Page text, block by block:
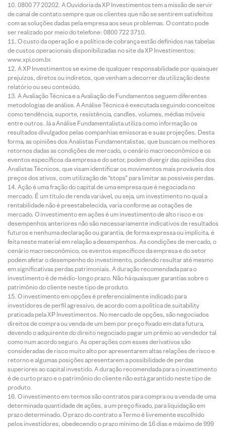
0800 77 20202. A Ouvidoria da XP Investimentos tem a missão de servir
de canal de contato sempre que os clientes que não se sentirem satisfeitos
com as soluções dadas pela empresa aos seus problemas. O contato pode
ser realizado por meio do telefone: 0800 722 3710.
O custo da operação e a política de cobrança estão definidos nas tabelas
de custos operacionais disponibilizadas no site da XP Investimentos:
www.xpi.com.br.
A XP Investimentos se exime de qualquer responsabilidade por quaisquer
prejuízos, diretos ou indiretos, que venham a decorrer da utilização deste
relatório ou seu conteúdo.
A Avaliação Técnica e a Avaliação de Fundamentos seguem diferentes
metodologias de análise. A Análise Técnica é executada seguindo conceitos
como tendência, suporte, resistência, candles, volumes, médias móveis
entre outros. Já a Análise Fundamentalista utiliza como informação os
resultados divulgados pelas companhias emissoras e suas projeções. Desta
forma, as opiniões dos Analistas Fundamentalistas, que buscam os melhores
retornos dadas as condições de mercado, o cenário macroeconômico e os
eventos específicos da empresa e do setor, podem divergir das opiniões dos
Analistas Técnicos, que visam identificar os movimentos mais prováveis dos
preços dos ativos, com utilização de “stops” para limitar as possíveis perdas.
Ação é uma fração do capital de uma empresa que é negociada no
mercado. É um título de renda variável, ou seja, um investimento no qual a
rentabilidade não é preestabelecida, varia conforme as cotações de
mercado. O investimento em ações é um investimento de alto risco e os
desempenhos anteriores não são necessariamente indicativos de resultados
futuros e nenhuma declaração ou garantia, de forma expressa ou implícita, é
feita neste material em relação a desempenhos. As condições de mercado, o
cenário macroeconômico, os eventos específicos da empresa e do setor
podem afetar o desempenho do investimento, podendo resultar até mesmo
em significativas perdas patrimoniais. A duração recomendada para o
investimento é de médio-longo prazo. Não há quaisquer garantias sobre o
patrimônio do cliente neste tipo de produto.
O investimento em opções é preferencialmente indicado para
investidores de perfil agressivo, de acordo com a política de suitability
praticada pela XP Investimentos. No mercado de opções, são negociados
direitos de compra ou venda de um bem por preço fixado em data futura,
devendo o adquirente do direito negociado pagar um prêmio ao vendedor tal
como num acordo seguro. As operações com esses derivativos são
consideradas de risco muito alto por apresentarem altas relações de risco e
retorno e algumas posições apresentarem a possibilidade de perdas
superiores ao capital investido. A duração recomendada para o investimento
é de curto prazo e o patrimônio do cliente não está garantido neste tipo de
produto.
O investimento em termos são contratos para compra ou a venda de uma
determinada quantidade de ações, a um preço fixado, para liquidação em
prazo determinado. O prazo do contrato a Termo é livremente escolhido
pelos investidores, obedecendo o prazo mínimo de 16 dias e máximo de 999